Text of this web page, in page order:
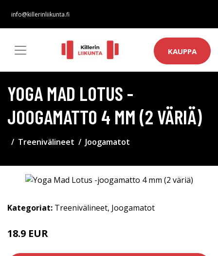
info@killerinliikunta.fi
KAUPPA
YOGA MAD LOTUS -
JOOGAMATTO 4 MM (2 VÄRIÄ)
Treenivälineet Joogamatot
Kategoriat: Treenivälineet, Joogamatot
18.9 EUR